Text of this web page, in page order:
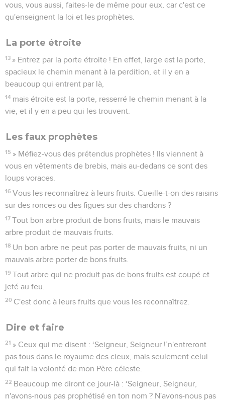
vous, vous aussi, faites-le de même pour eux, car c'est ce
qu'enseignent la loi et les prophètes.
La porte étroite
13 » Entrez par la porte étroite ! En effet, large est la porte,
spacieux le chemin menant à la perdition, et il y en a
beaucoup qui entrent par là,
14 mais étroite est la porte, resserré le chemin menant à la
vie, et il y en a peu qui les trouvent.
Les faux prophètes
15 » Méfiez-vous des prétendus prophètes ! Ils viennent à
vous en vêtements de brebis, mais au-dedans ce sont des
loups voraces.
16 Vous les reconnaîtrez à leurs fruits. Cueille-t-on des raisins
sur des ronces ou des figues sur des chardons ?
17 Tout bon arbre produit de bons fruits, mais le mauvais
arbre produit de mauvais fruits.
18 Un bon arbre ne peut pas porter de mauvais fruits, ni un
mauvais arbre porter de bons fruits.
19 Tout arbre qui ne produit pas de bons fruits est coupé et
jeté au feu.
20 C'est donc à leurs fruits que vous les reconnaîtrez.
Dire et faire
21 » Ceux qui me disent : ‘Seigneur, Seigneur !’n'entreront
pas tous dans le royaume des cieux, mais seulement celui
qui fait la volonté de mon Père céleste.
22 Beaucoup me diront ce jour-là : ‘Seigneur, Seigneur,
n'avons-nous pas prophétisé en ton nom ? N'avons-nous pas